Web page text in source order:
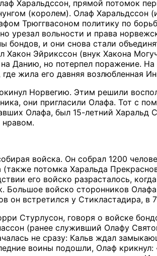
Харальдссон, прямой потомок
(королем). Олаф
Трюггвасоном политику по
урезал вольности и права
бондов, и они снова стали
Эйрикссон (внук Хакона
Данию, но потерпел поражение.
жила его давняя возлюбленная
Норвегию. Этим решили
они пригласили Олафа. Тот с
Олафа, был 15-летний
нравом.
войска. Он собрал 1200
потомка Харальда
его войско разрасталось,
Большое войско сторонников
он встретился у Стикластадира, в
Стурлусон, говоря о войске
(ранее служивший Олафу
не сразу: Кальв ждал
воины подошли, Олаф